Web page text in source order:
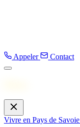
Appeler Contact
Vivre en Pays de Savoie